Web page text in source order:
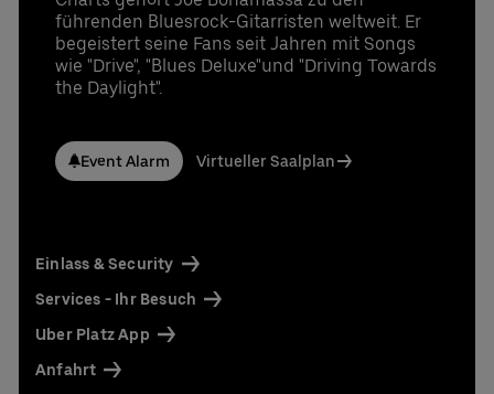
führenden Bluesrock-Gitarristen weltweit. Er
begeistert seine Fans seit Jahren mit Songs
wie "Drive", "Blues Deluxe"und "Driving Towards
the Daylight".
Event Alarm Virtueller Saalplan
Einlass & Security
Services - Ihr Besuch
Uber Platz App
Anfahrt